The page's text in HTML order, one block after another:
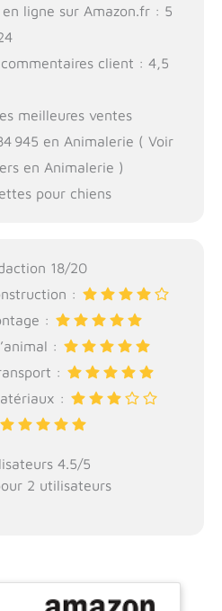
ligne sur Amazon.fr : 5
client : 4,5
meilleures ventes
945 en Animalerie ( Voir
en Animalerie )
pour chiens
18/20
:
:
:
:
:
4.5/5
2 utilisateurs